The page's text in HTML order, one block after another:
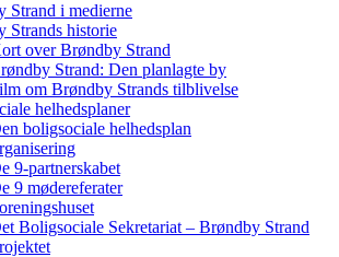
Strand i medierne
Strands historie
over Brøndby Strand
Strand: Den planlagte by
om Brøndby Strands tilblivelse
helhedsplaner
boligsociale helhedsplan
9-partnerskabet
9 mødereferater
Boligsociale Sekretariat – Brøndby Strand